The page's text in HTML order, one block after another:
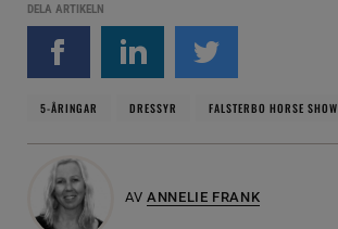
DELA ARTIKELN
5-ÅRINGAR DRESSYR FALSTERBO HORSE SHOW
AV ANNELIE FRANK